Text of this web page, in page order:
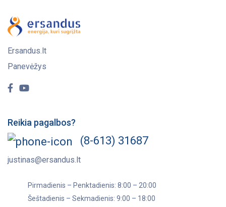
Ersandus.lt
Panevėžys
Reikia pagalbos?
(8-613) 31687
justinas@ersandus.lt
Pirmadienis – Penktadienis: 8:00 – 20:00
Šeštadienis – Sekmadienis: 9:00 – 18:00